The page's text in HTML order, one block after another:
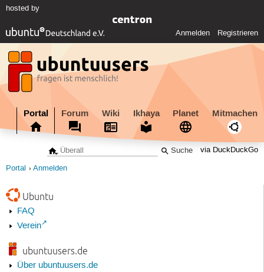
hosted by
Anmelden Registrieren
Portal Forum Wiki Ikhaya Planet Mitmachen
via DuckDuckGo
Portal Anmelden
Ubuntu
FAQ
Verein
ubuntuusers.de
Über ubuntuusers.de